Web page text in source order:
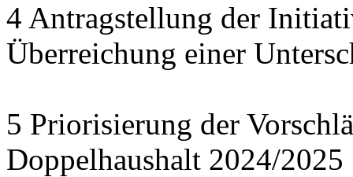
4 Antragstellung der
Überreichung einer
5 Priorisierung der
Doppelhaushalt 2024/2025